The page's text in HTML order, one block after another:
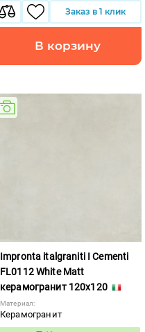
Заказ в 1 клик
В корзину
Impronta italgraniti I Cementi
FL0112 White Matt
керамогранит 120x120
Материал:
Керамогранит